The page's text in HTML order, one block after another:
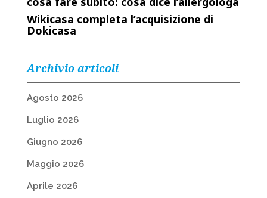
Wikicasa completa l’acquisizione di
Dokicasa
Archivio articoli
Agosto 2026
Luglio 2026
Giugno 2026
Maggio 2026
Aprile 2026